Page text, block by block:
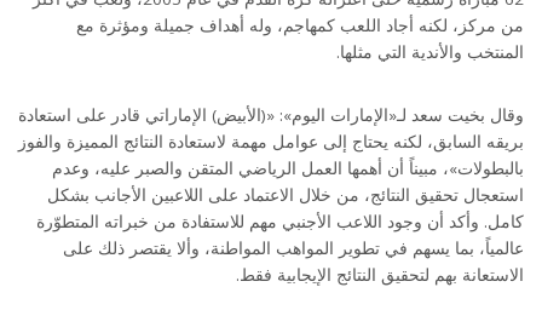
من مركز، لكنه أجاد اللعب كمهاجم، وله أهداف جميلة ومؤثرة مع
المنتخب والأندية التي مثلها.
وقال بخيت سعد لـ«الإمارات اليوم»: «(الأبيض) الإماراتي قادر على استعادة
بريقه السابق، لكنه يحتاج إلى عوامل مهمة لاستعادة النتائج المميزة والفوز
بالبطولات»، مبيناً أن أهمها العمل الرياضي المتقن والصبر عليه، وعدم
استعجال تحقيق النتائج، من خلال الاعتماد على اللاعبين الأجانب بشكل
كامل. وأكد أن وجود اللاعب الأجنبي مهم للاستفادة من خبراته المتطوّرة
عالمياً، بما يسهم في تطوير المواهب المواطنة، وألا يقتصر ذلك على
الاستعانة بهم لتحقيق النتائج الإيجابية فقط.